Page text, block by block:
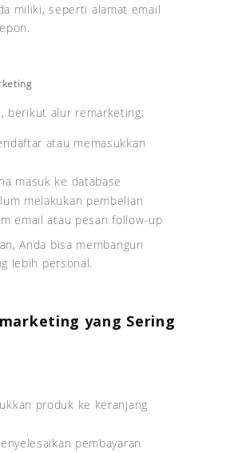
miliki, seperti alamat email
berikut alur remarketing:
atau memasukkan
masuk ke database
melakukan pembelian
email atau pesan follow-up
Anda bisa membangun
lebih personal.
yang Sering
produk ke keranjang
pembayaran